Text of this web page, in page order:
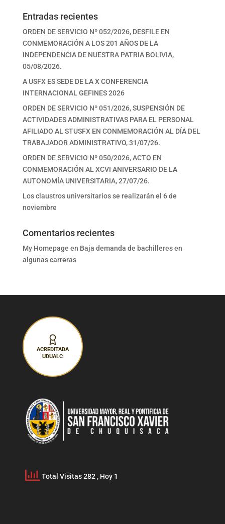
Entradas recientes
ORDEN DE SERVICIO Nº 052/2026, DESFILE EN
CONMEMORACIÓN A LOS 201 AÑOS DE LA
INDEPENDENCIA DE NUESTRA PATRIA BOLIVIA,
05/08/2026.
A USFX ES SEDE DE LA X CONFERENCIA
INTERNACIONAL GEFINES 2026
ORDEN DE SERVICIO Nº 051/2026, SUSPENSIÓN DE
ACTIVIDADES ADMINISTRATIVAS PARA EL PERSONAL
AFILIADO AL STUSFX EN CONMEMORACIÓN AL DÍA DEL
TRABAJADOR ADMINISTRATIVO, 31/07/26.
ORDEN DE SERVICIO Nº 050/2026, ACTO EN
CONMEMORACIÓN AL XCVI ANIVERSARIO DE LA
AUTONOMÍA UNIVERSITARIA, 27/07/26.
Los claustros universitarios se realizarán el 6 de
noviembre
Comentarios recientes
My Homepage en Baja demanda de bachilleres en
algunas carreras
ACREDITADA
UDUALC
Total Visitas 282 , Hoy 1